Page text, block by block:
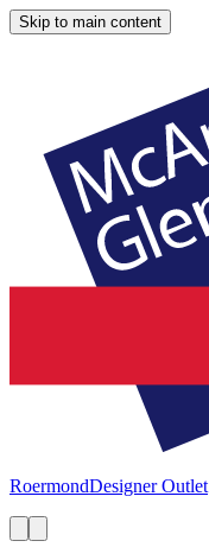
Skip to main content
RoermondDesigner Outlet